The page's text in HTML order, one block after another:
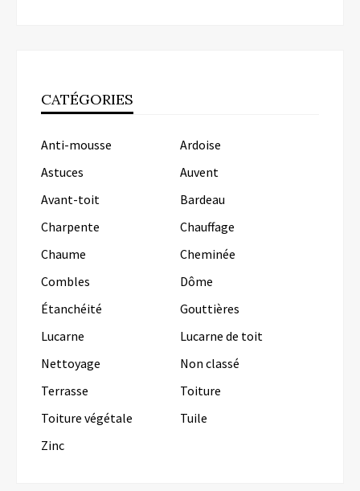
CATÉGORIES
Anti-mousse
Ardoise
Astuces
Auvent
Avant-toit
Bardeau
Charpente
Chauffage
Chaume
Cheminée
Combles
Dôme
Étanchéité
Gouttières
Lucarne
Lucarne de toit
Nettoyage
Non classé
Terrasse
Toiture
Toiture végétale
Tuile
Zinc